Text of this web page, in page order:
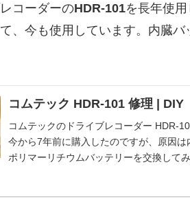
コーダーのHDR-101を長年使
、今も使用しています。内臓
コムテック HDR-101 修理 | DIY
コムテックのドライブレコーダー HDR-
今から7年前に購入したのですが、原因は
ポリマーリチウムバッテリーを交換して